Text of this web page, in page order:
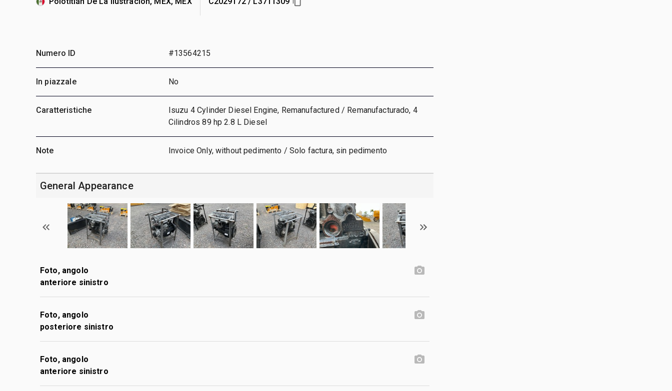
Numero ID #13564215
In piazzale No
Caratteristiche
Isuzu 4 Cylinder Diesel Engine, Remanufactured / Remanufacturado, 4
Cilindros 89 hp 2.8 L Diesel
Note Invoice Only, without pedimento / Solo factura, sin pedimento
General Appearance
Foto, angolo
anteriore sinistro
Foto, angolo
posteriore sinistro
Foto, angolo
anteriore sinistro